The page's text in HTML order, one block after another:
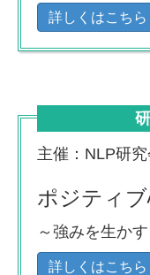
詳しくはこちら
主催：NLP研
ポジティ
～強みを生か
詳しくはこちら